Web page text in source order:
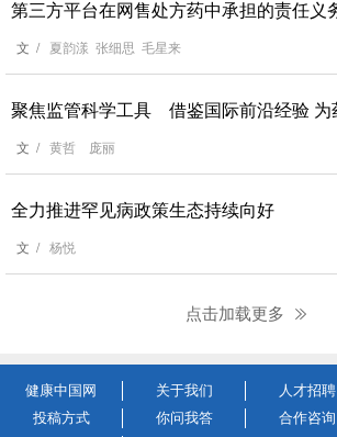
文 / 夏韵漾 张细思 毛星来
文 / 黄哲 庞丽
全力推进罕见病政策生态持续向好
文 / 杨悦
点击加载更多
健康中国网 关于我们 人才招聘
投稿方式
你问我答 合作咨询